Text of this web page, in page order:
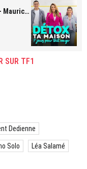
- Mauricio
SUR TF1
Dedienne
Solo Léa Salamé